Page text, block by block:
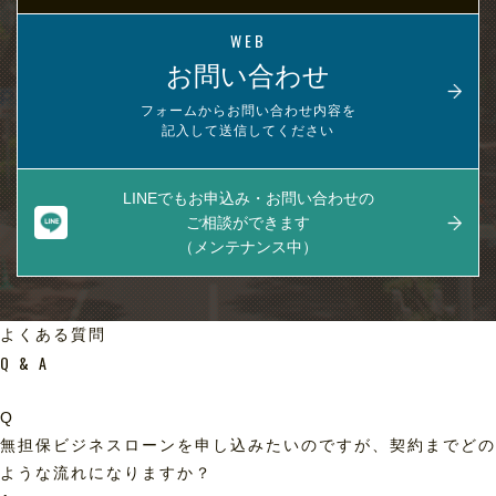
WEB
お問い合わせ
フォームからお問い合わせ内容を
記入して送信してください
LINEでもお申込み・お問い合わせの
ご相談ができます
（メンテナンス中）
よくある質問
Q & A
Q
無担保ビジネスローンを申し込みたいのですが、契約までどの
ような流れになりますか？